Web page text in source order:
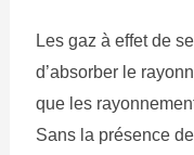
Les gaz à effet de
d’absorber le
que les
Sans la présence